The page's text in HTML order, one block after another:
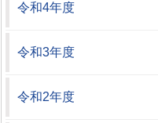
令和4年度
令和3年度
令和2年度